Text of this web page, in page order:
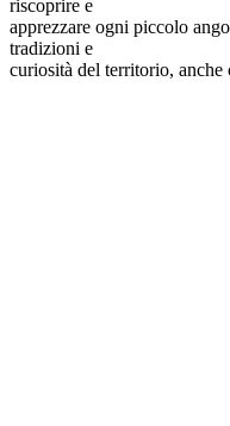
riscoprire e
apprezzare ogni piccolo
tradizioni e
curiosità del territorio,